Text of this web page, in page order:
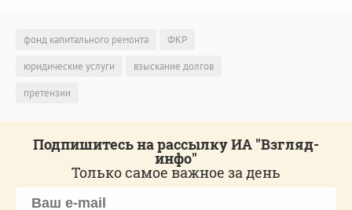
фонд капитального ремонта
ФКР
юридические услуги
взыскание долгов
претензии
Подпишитесь на рассылку ИА "Взгляд-
инфо"
Только самое важное за день